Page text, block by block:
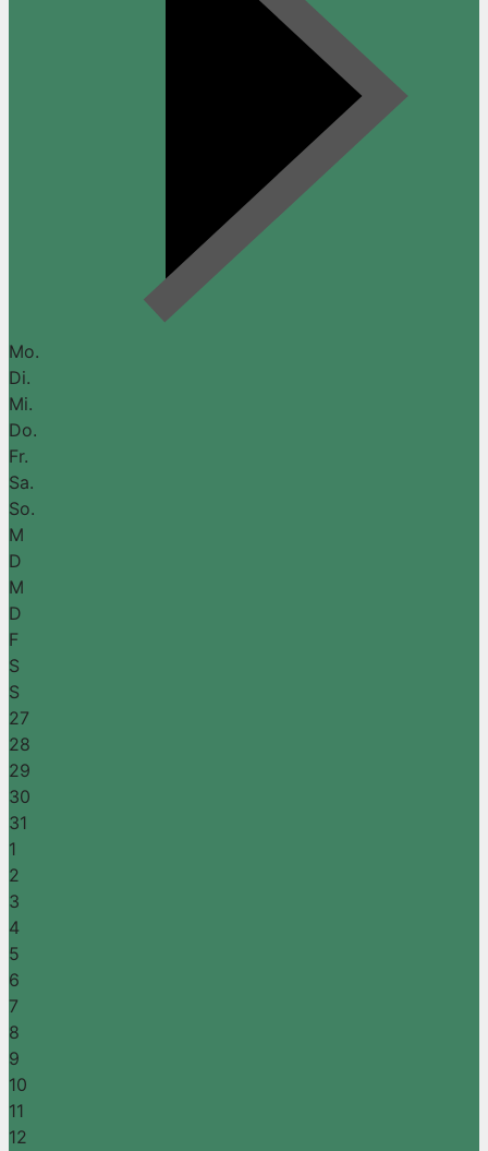
Mo.
Di.
Mi.
Do.
Fr.
Sa.
So.
M
D
M
D
F
S
S
27
28
29
30
31
1
2
3
4
5
6
7
8
9
10
11
12